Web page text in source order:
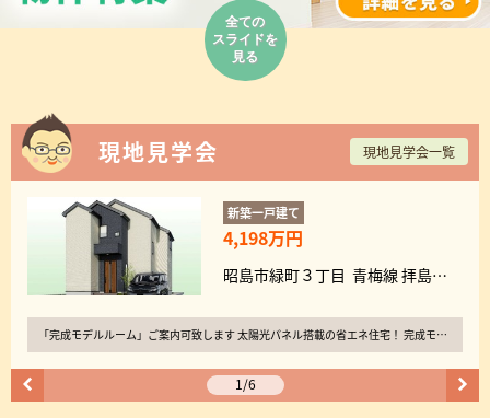
全ての
スライドを
見る
現地見学会 現地見学会一覧
新築一戸建て
4,198万円
昭島市緑町３丁目 青梅線 拝島駅 徒歩 21分
「完成モデルルーム」ご案内可致します 太陽光パネル搭載の省エネ住宅！ 完成モデルルーム予約不要…
1/6